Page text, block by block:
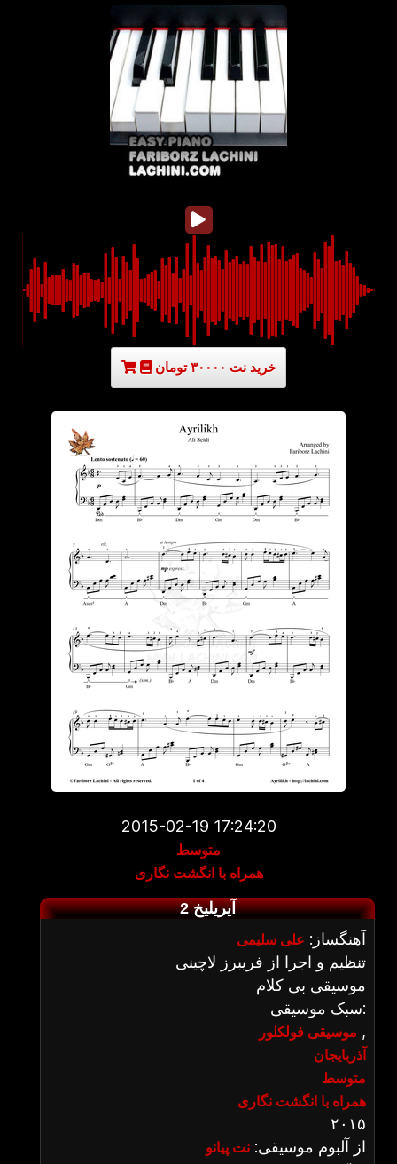
خرید نت ۳۰۰۰۰ تومان
2015-02-19 17:24:20
متوسط
همراه با انگشت نگاری
آیریلیخ 2
آهنگساز: علی سلیمی
تنظیم و اجرا از فریبرز لاچینی
موسیقی بی کلام
سبک موسیقی:
موسیقی فولکلور ,
آذربایجان
متوسط
همراه با انگشت نگاری
۲۰۱۵
از آلبوم موسیقی: نت پیانو